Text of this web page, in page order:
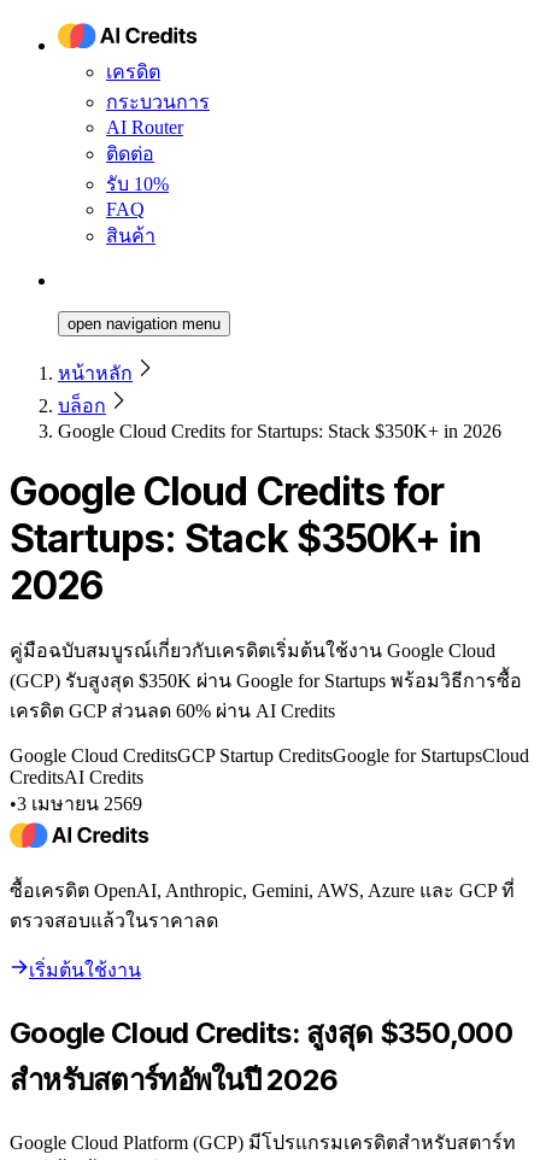
เครดิต
กระบวนการ
AI Router
ติดต่อ
รับ 10%
FAQ
สินค้า
open navigation menu
หน้าหลัก
บล็อก
Google Cloud Credits for Startups: Stack $350K+ in 2026
Google Cloud Credits for
Startups: Stack $350K+ in
2026
คู่มือฉบับสมบูรณ์เกี่ยวกับเครดิตเริ่มต้นใช้งาน Google Cloud
(GCP) รับสูงสุด $350K ผ่าน Google for Startups พร้อมวิธีการซื้อ
เครดิต GCP ส่วนลด 60% ผ่าน AI Credits
Google Cloud CreditsGCP Startup CreditsGoogle for StartupsCloud
CreditsAI Credits
•3 เมษายน 2569
ซื้อเครดิต OpenAI, Anthropic, Gemini, AWS, Azure และ GCP ที่
ตรวจสอบแล้วในราคาลด
เริ่มต้นใช้งาน
Google Cloud Credits: สูงสุด $350,000
สำหรับสตาร์ทอัพในปี 2026
Google Cloud Platform (GCP) มีโปรแกรมเครดิตสำหรับสตาร์ท